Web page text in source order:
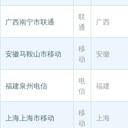
广西南宁市联通
联
通
广西
安徽马鞍山市移动
移
动
安徽
福建泉州电信
电
信
福建
上海上海市移动
移
动
上海